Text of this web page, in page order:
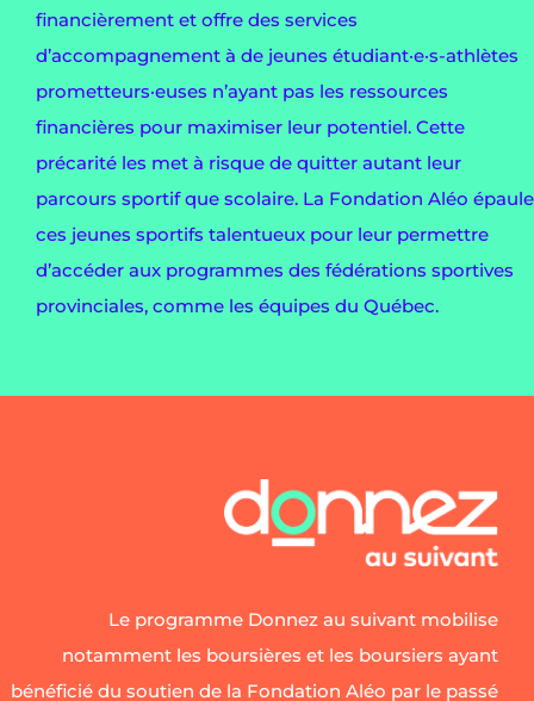
financièrement et offre des services
d’accompagnement à de jeunes étudiant·e·s-athlètes
prometteurs·euses n’ayant pas les ressources
financières pour maximiser leur potentiel. Cette
précarité les met à risque de quitter autant leur
parcours sportif que scolaire. La Fondation Aléo épaule
ces jeunes sportifs talentueux pour leur permettre
d’accéder aux programmes des fédérations sportives
provinciales, comme les équipes du Québec.
Le programme Donnez au suivant mobilise
notamment les boursières et les boursiers ayant
bénéficié du soutien de la Fondation Aléo par le passé